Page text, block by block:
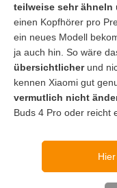
teilweise sehr
einen Kopfhörer pro
ein neues Modell
ja auch hin. So wäre
übersichtlicherund
kennen Xiaomi gut
vermutlich nicht
Buds 4 Pro oder reicht